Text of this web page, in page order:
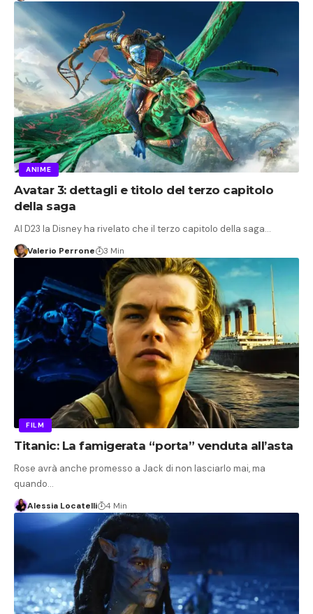
ANIME
Avatar 3: dettagli e titolo del terzo capitolo
della saga
Al D23 la Disney ha rivelato che il terzo capitolo della saga…
Valerio Perrone 3 Min
FILM
Titanic: La famigerata “porta” venduta all’asta
Rose avrà anche promesso a Jack di non lasciarlo mai, ma
quando…
Alessia Locatelli 4 Min